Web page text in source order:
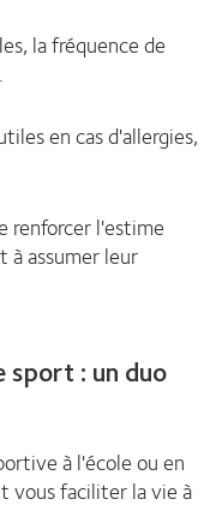
la fréquence de
en cas d'allergies,
renforcer l'estime
à assumer leur
sport : un duo
à l'école ou en
vous faciliter la vie à